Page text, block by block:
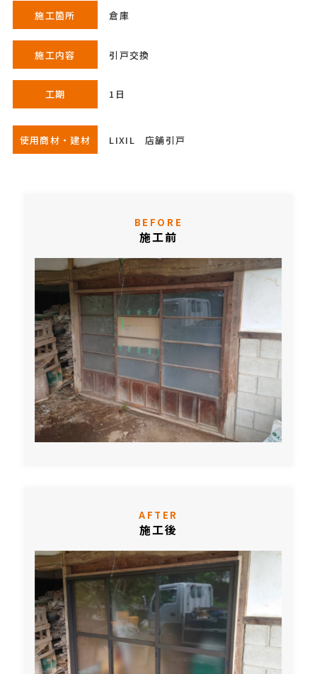
施工箇所 倉庫
施工内容 引戸交換
工期 1日
使用商材・建材 LIXIL 店舗引戸
BEFORE
施工前
AFTER
施工後